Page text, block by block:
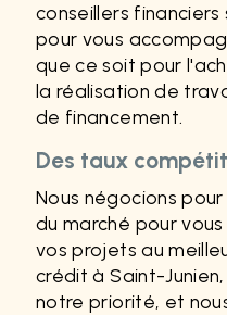
conseillers
pour vous
que ce soit pour
la réalisation de
de financement.
Des taux
Nous négocions
du marché pour
vos projets au
crédit à Saint-
notre priorité, et